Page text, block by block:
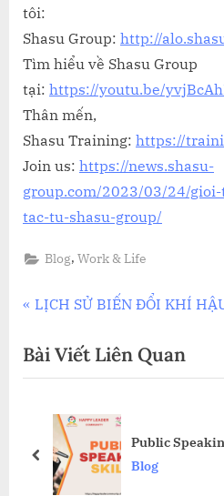
tôi:
Shasu Group: http://
Tìm hiểu về Shasu Group
tại: https://youtu.be/
Thân mến,
Shasu Training: https://
Join us: https://news.shasu-
group.com/2023/03/24/
tac-tu-shasu-group/
Blog,Work & Life
Điều
hướng
bài
viết
P
e
v
u
LỊCH SỬ BIẾN ĐỔI KHÍ
Bài Viết Liên Quan
Public
Blog
prev